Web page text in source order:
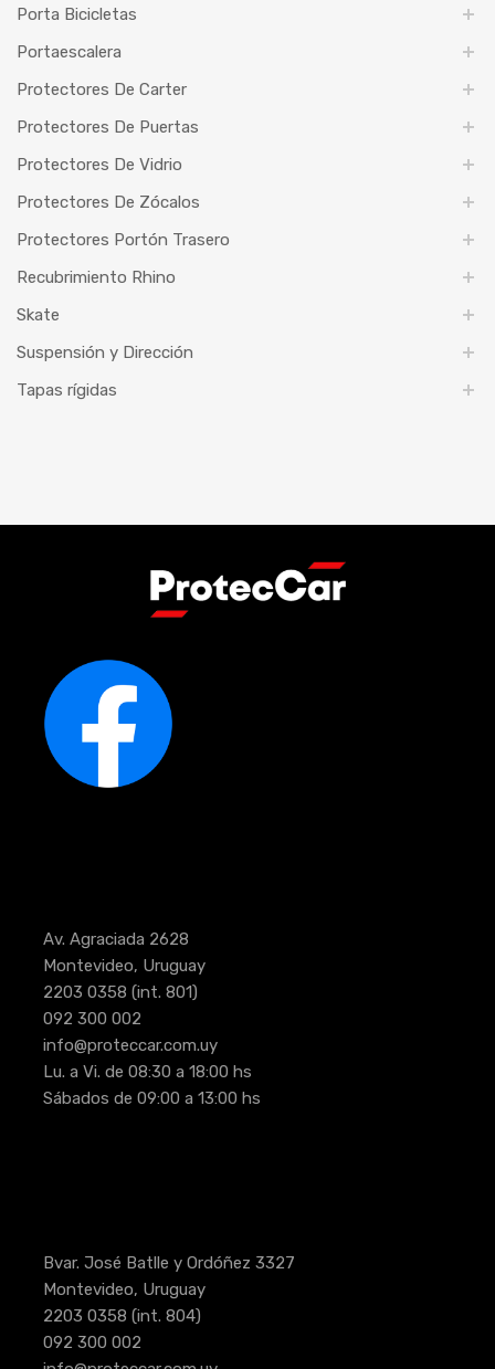
Porta Bicicletas
Portaescalera
Protectores De Carter
Protectores De Puertas
Protectores De Vidrio
Protectores De Zócalos
Protectores Portón Trasero
Recubrimiento Rhino
Skate
Suspensión y Dirección
Tapas rígidas
Av. Agraciada 2628
Montevideo, Uruguay
2203 0358 (int. 801)
092 300 002
info@proteccar.com.uy
Lu. a Vi. de 08:30 a 18:00 hs
Sábados de 09:00 a 13:00 hs
Bvar. José Batlle y Ordóñez 3327
Montevideo, Uruguay
2203 0358 (int. 804)
092 300 002